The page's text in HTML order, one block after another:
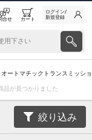
合せ カート
ログイン/
新規登録
オートマチックトランスミッショ
品が見つかりました
絞り込み